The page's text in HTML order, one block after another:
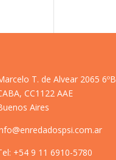
T. de Alvear 2065 6ºB
CC1122 AAE
Aires
+54 9 11 6910-5780